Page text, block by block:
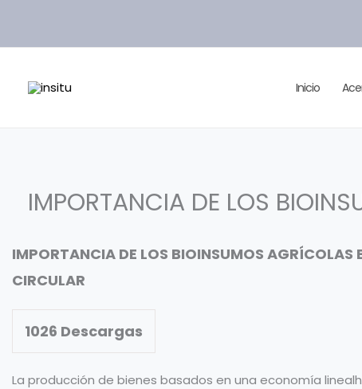
Inicio
IMPORTANCIA DE LOS
IMPORTANCIA DE LOS BIOINSUMOS AGRÍCOLAS
CIRCULAR
1026 Descargas
La producción de bienes basados en una economía